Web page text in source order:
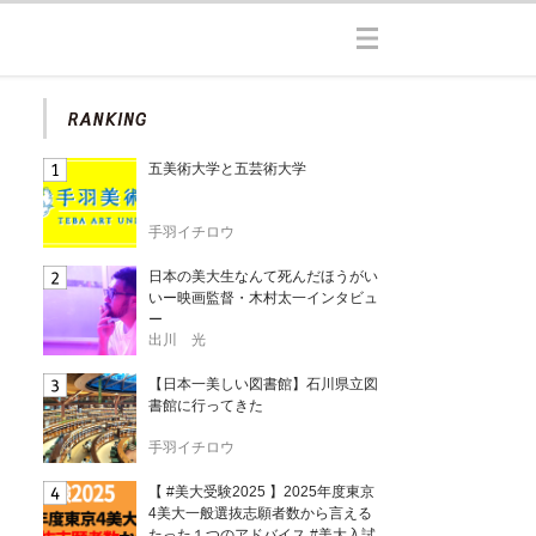
五美術大学と五芸術大学
手羽イチロウ
日本の美大生なんて死んだほうがい
いー映画監督・木村太一インタビュ
ー
出川 光
【日本一美しい図書館】石川県立図
書館に行ってきた
手羽イチロウ
【 #美大受験2025 】2025年度東京
4美大一般選抜志願者数から言える